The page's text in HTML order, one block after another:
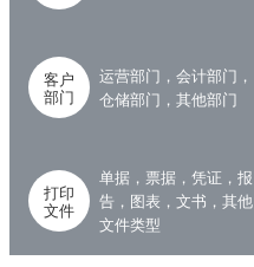
客户
部门
运营部门，会计部门，
仓储部门，其他部门
打印
文件
单据，票据，凭证，报
告，图表，文书，其他
文件类型